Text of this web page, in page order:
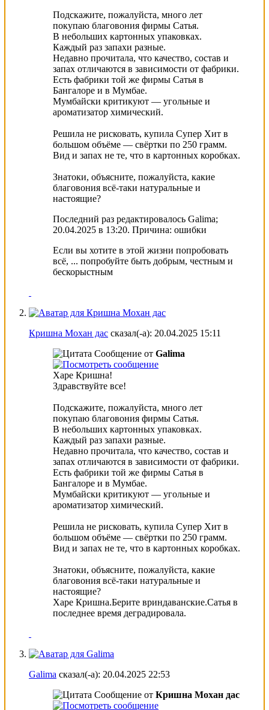
Подскажите, пожалуйста, много лет
покупаю благовония фирмы Сатья.
В небольших картонных упаковках.
Каждый раз запахи разные.
Недавно прочитала, что качество, состав и
запах отличаются в зависимости от фабрики.
Есть фабрики той же фирмы Сатья в
Бангалоре и в Мумбае.
Мумбайски критикуют — угольные и
ароматизатор химический.
Решила не рисковать, купила Супер Хит в
большом объёме — свёртки по 250 грамм.
Вид и запах не те, что в картонных коробках.
Знатоки, объясните, пожалуйста, какие
благовония всё-таки натуральные и
настоящие?
Последний раз редактировалось Galima;
20.04.2025 в 13:20. Причина: ошибки
Если вы хотите в этой жизни попробовать
всё, ... попробуйте быть добрым, чeстным и
бескорыстным
Кришна Мохан дас сказал(-а): 20.04.2025 15:11
Сообщение от Galima
Харе Кришна!
Здравствуйте все!
Подскажите, пожалуйста, много лет
покупаю благовония фирмы Сатья.
В небольших картонных упаковках.
Каждый раз запахи разные.
Недавно прочитала, что качество, состав и
запах отличаются в зависимости от фабрики.
Есть фабрики той же фирмы Сатья в
Бангалоре и в Мумбае.
Мумбайски критикуют — угольные и
ароматизатор химический.
Решила не рисковать, купила Супер Хит в
большом объёме — свёртки по 250 грамм.
Вид и запах не те, что в картонных коробках.
Знатоки, объясните, пожалуйста, какие
благовония всё-таки натуральные и
настоящие?
Харе Кришна.Берите вриндаванские.Сатья в
последнее время деградировала.
Galima сказал(-а): 20.04.2025 22:53
Сообщение от Кришна Мохан дас